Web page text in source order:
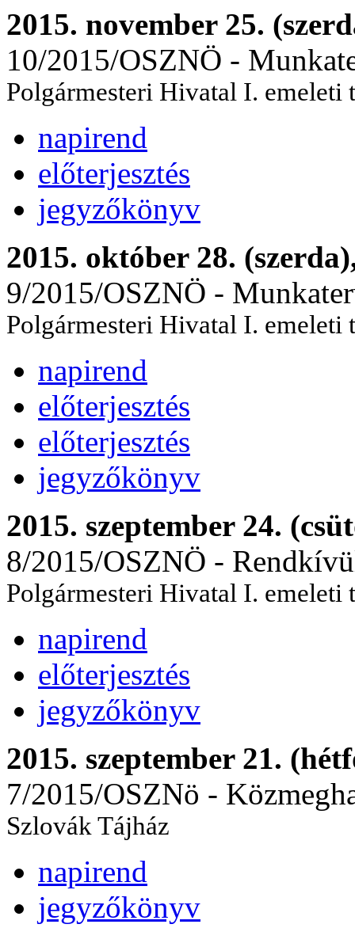
2015. november 25.
10/2015/OSZNÖ -
Polgármesteri Hivatal I. emeleti
napirend
előterjesztés
jegyzőkönyv
2015. október 28.
9/2015/OSZNÖ -
Polgármesteri Hivatal I. emeleti
napirend
előterjesztés
előterjesztés
jegyzőkönyv
2015. szeptember 24.
8/2015/OSZNÖ -
Polgármesteri Hivatal I. emeleti
napirend
előterjesztés
jegyzőkönyv
2015. szeptember 21.
7/2015/OSZNö -
Szlovák Tájház
napirend
jegyzőkönyv